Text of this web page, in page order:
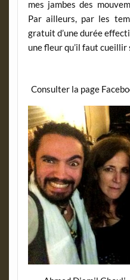
mes jambes des
Par ailleurs, par les
gratuit d’une durée
une fleur qu’il faut
Consulter la page